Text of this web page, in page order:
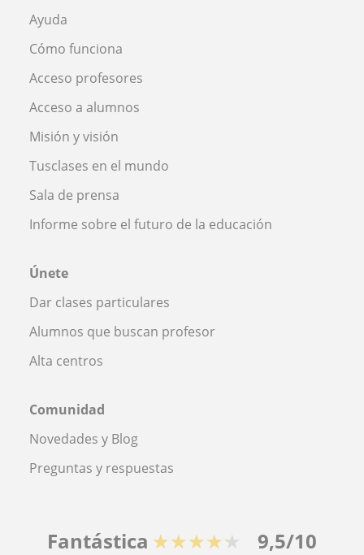
Ayuda
Cómo funciona
Acceso profesores
Acceso a alumnos
Misión y visión
Tusclases en el mundo
Sala de prensa
Informe sobre el futuro de la educación
Únete
Dar clases particulares
Alumnos que buscan profesor
Alta centros
Comunidad
Novedades y Blog
Preguntas y respuestas
Fantástica ★★★★★ 9,5/10